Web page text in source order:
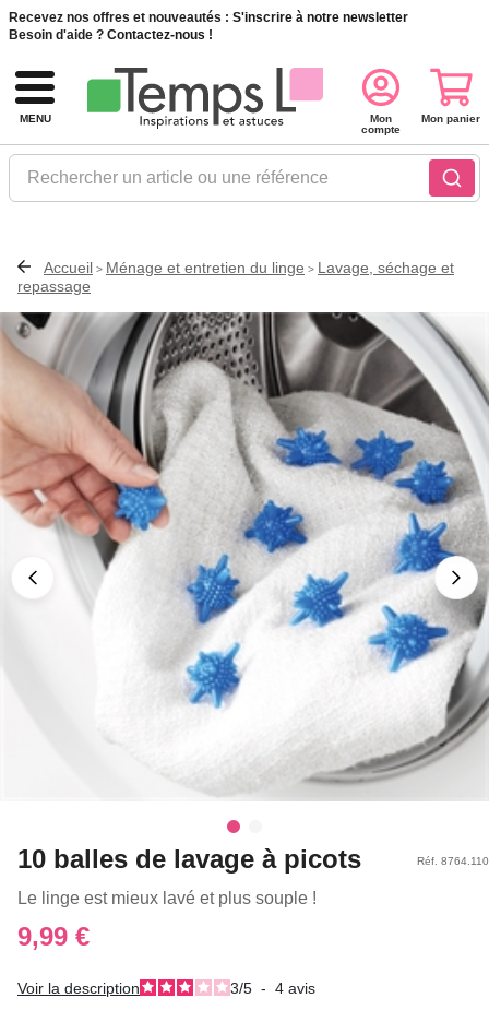
Recevez nos offres et nouveautés : S'inscrire à notre newsletter
Besoin d'aide ? Contactez-nous !
MENU
Rechercher un article ou une référence
Mon
compte
Mon panier
Accueil > Ménage et entretien du linge > Lavage, séchage et
repassage
10 balles de lavage à picots
Le linge est mieux lavé et plus souple !
Réf. 8764.110
9,99 €
Voir la description 3/5 - 4 avis